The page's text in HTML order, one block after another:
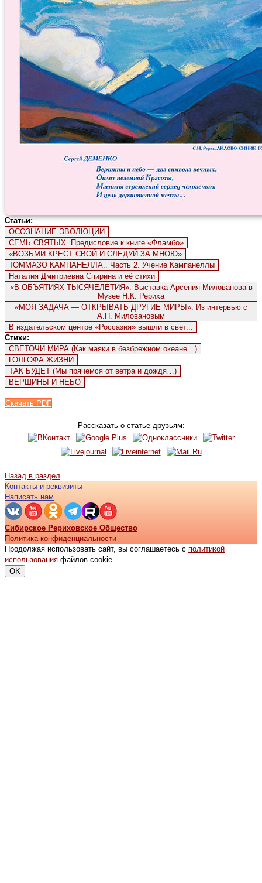
Статьи:
ОСОЗНАНИЕ ЭВОЛЮЦИИ
СЕМЬ СВЯТЫХ. Предисловие к книге «Фламбо»
«ВОЗЬМИ КРЕСТ СВОЙ И СЛЕДУЙ ЗА МНОЮ»
ТОММАЗО КАМПАНЕЛЛА.. Часть 2. Учение Кампанеллы
Наталия Дмитриевна Спирина и её стихи
«В ОБЪЯТИЯХ ТЫСЯЧЕЛЕТИЯ». Выставка Арсения Милованова в
Музее Н.К. Рериха
«МОЯ ЗАДАЧА — ОТКРЫВАТЬ ДРУГИЕ МИРЫ». Из интервью с
А.П. Миловановым
В издательском центре «Россазия» вышли в свет...
Стихи:
СВЕТОЧИ МИРА (Как маяки в безбрежном океане…)
ГОЛГОФА ЖИЗНИ
ТАК БУДЕТ (Мы прячемся от ветра и дождя…)
ВЕРШИНЫ И НЕБО
Скачать PDF
Рассказать о статье друзьям:
Назад в раздел
Контакты и реквизиты
Написать нам
Сибирское Рериховское Общество
Политика конфиденциальности
Продолжая использовать сайт, вы соглашаетесь с политикой
использования файлов cookie.
OK